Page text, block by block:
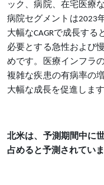
ック、病院、在宅医療
病院セグメントは2023
大幅なCAGRで成長す
必要とする急性および
めです。医療インフラ
複雑な疾患の有病率の
大幅な成長を促進します
北米は、予測期間中に
占めると予測されていま